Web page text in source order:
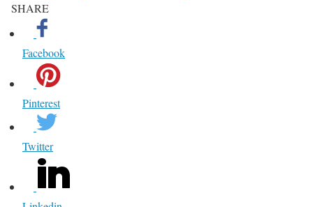
SHARE
Facebook
Pinterest
Twitter